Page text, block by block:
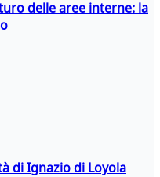
delle aree interne: la
di Ignazio di Loyola